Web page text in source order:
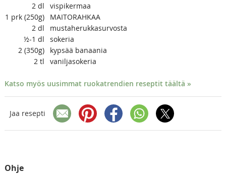
2 dl
vispikermaa
1 prk (250g)
MAITORAHKAA
2 dl
mustaherukkasurvosta
½-1 dl
sokeria
2 (350g)
kypsää banaania
2 tl vaniljasokeria
Katso myös uusimmat ruokatrendien reseptit täältä »
Jaa resepti
Ohje